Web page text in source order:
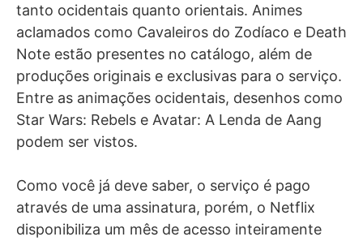
tanto ocidentais quanto orientais. Animes
aclamados como Cavaleiros do Zodíaco e Death
Note estão presentes no catálogo, além de
produções originais e exclusivas para o serviço.
Entre as animações ocidentais, desenhos como
Star Wars: Rebels e Avatar: A Lenda de Aang
podem ser vistos.
Como você já deve saber, o serviço é pago
através de uma assinatura, porém, o Netflix
disponibiliza um mês de acesso inteiramente